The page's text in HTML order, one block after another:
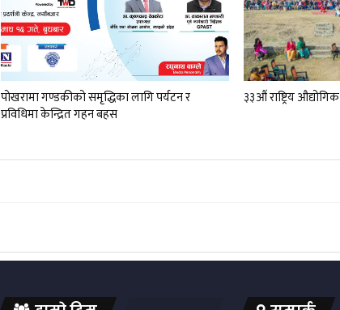
पोखरामा गण्डकीको समृद्धिका लागि पर्यटन र
प्रविधिमा केन्द्रित गहन बहस
३३औं राष्ट्रिय